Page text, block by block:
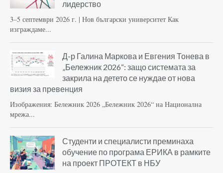
лидерство
3–5 септември 2026 г. | Нов български университет Как
изграждаме...
Д-р Галина Маркова и Евгения Тонева в
„Бележник 2026“: защо системата за
закрила на детето се нуждае от нова
визия за превенция
Изображения: Бележник 2026 „Бележник 2026“ на Национална
мрежа...
Студенти и специалисти преминаха
обучение по програма ЕРИКА в рамките
на проект ПРОТЕКТ в НБУ